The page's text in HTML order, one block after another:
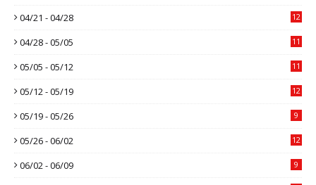
04/21 - 04/28 12
04/28 - 05/05 11
05/05 - 05/12 11
05/12 - 05/19 12
05/19 - 05/26 9
05/26 - 06/02 12
06/02 - 06/09 9